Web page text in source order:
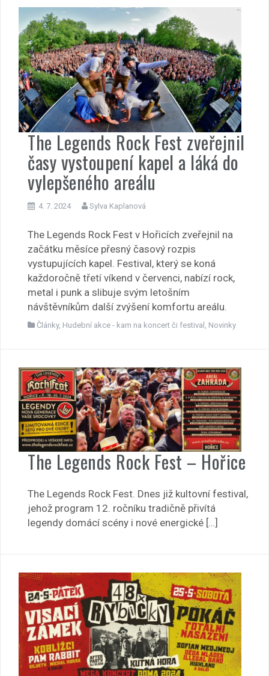
The Legends Rock Fest zveřejnil
časy vystoupení kapel a láká do
vylepšeného areálu
4. 7. 2024 Sylva Kaplanová
The Legends Rock Fest v Hořicích zveřejnil na
začátku měsíce přesný časový rozpis
vystupujících kapel. Festival, který se koná
každoročně třetí víkend v červenci, nabízí rock,
metal i punk a slibuje svým letošním
návštěvníkům další zvýšení komfortu areálu.
Články, Hudební akce - kam na koncert či festival Novinky
The Legends Rock Fest – Hořice
The Legends Rock Fest. Dnes již kultovní festival,
jehož program 12. ročníku tradičně přivítá
legendy domácí scény i nové energické […]